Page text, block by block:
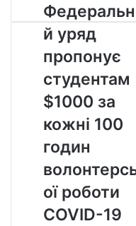
Федеральний
уряд
пропонує
студентам
$1000
за
кожні
100
годин
роботи
COVID-
й уряд
пропонує
студентам
$1000 за
кожні 100
годин
ої роботи
COVID-19